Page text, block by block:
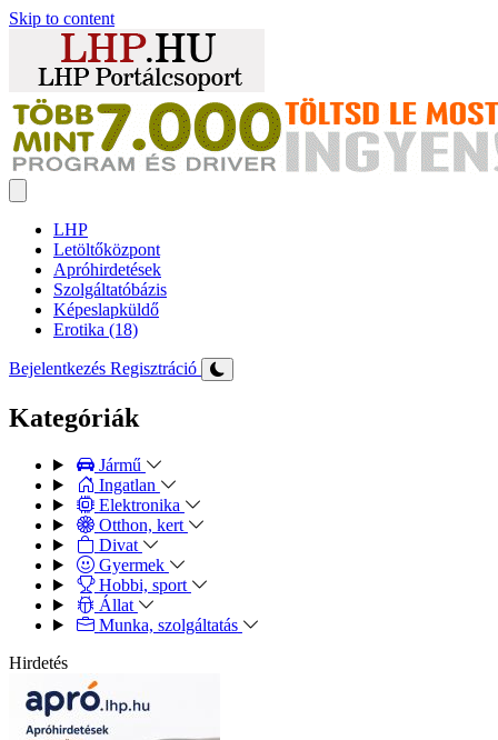
Skip to content
LHP
Letöltőközpont
Apróhirdetések
Szolgáltatóbázis
Képeslapküldő
Erotika (18)
Bejelentkezés Regisztráció
Kategóriák
Jármű
Ingatlan
Elektronika
Otthon, kert
Divat
Gyermek
Hobbi, sport
Állat
Munka, szolgáltatás
Hirdetés